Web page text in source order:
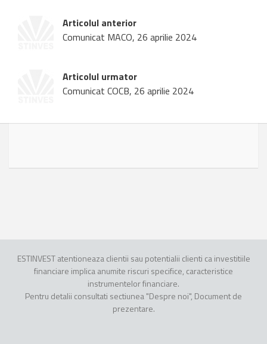
Articolul anterior
Comunicat MACO, 26 aprilie 2024
Articolul urmator
Comunicat COCB, 26 aprilie 2024
ESTINVEST atentioneaza clientii sau potentialii clienti ca investitiile
financiare implica anumite riscuri specifice, caracteristice
instrumentelor financiare.
Pentru detalii consultati sectiunea "Despre noi", Document de
prezentare.